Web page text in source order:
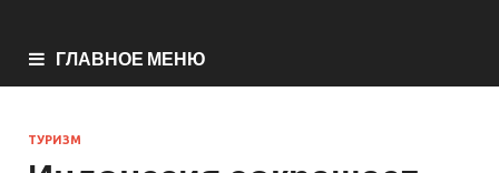
ГЛАВНОЕ МЕНЮ
ТУРИЗМ